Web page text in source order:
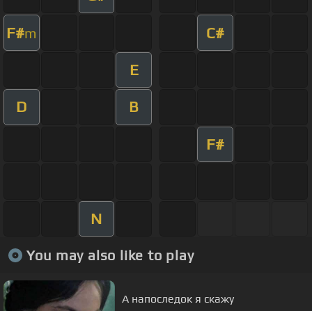
F#m C#
E
D B
F#
N
You may also like to play
А напоследок я скажу